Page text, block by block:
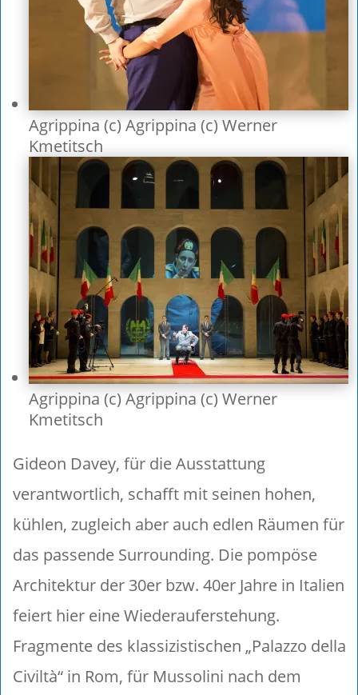
Agrippina (c) Agrippina (c) Werner
Kmetitsch
Agrippina (c) Agrippina (c) Werner
Kmetitsch
Gideon Davey, für die Ausstattung
verantwortlich, schafft mit seinen hohen,
kühlen, zugleich aber auch edlen Räumen für
das passende Surrounding. Die pompöse
Architektur der 30er bzw. 40er Jahre in Italien
feiert hier eine Wiederauferstehung.
Fragmente des klassizistischen „Palazzo della
Civiltà“ in Rom, für Mussolini nach dem